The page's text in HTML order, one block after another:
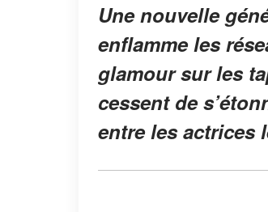
Une nouvelle
enflamme les
glamour sur les
cessent de
entre les actrices